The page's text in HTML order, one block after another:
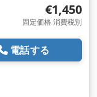
€1,450
固定価格 消費税別
電話する